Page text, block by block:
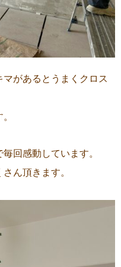
があるとうまくクロス
回感動しています。
ん頂きます。